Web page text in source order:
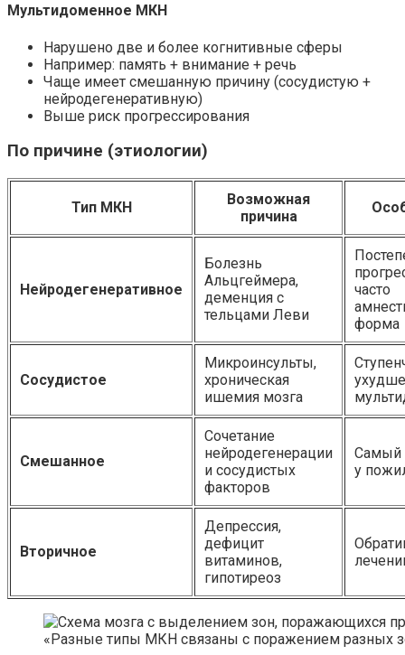
Мультидоменное МКН
Нарушено две и более когнитивные сферы
Например: память + внимание + речь
Чаще имеет смешанную причину (сосудистую +
нейродегенеративную)
Выше риск прогрессирования
По причине (этиологии)
Тип МКН
Возможная
причина
Нейродегенеративное
Болезнь
Альцгеймера,
деменция с
тельцами Леви
часто
форма
Сосудистое
Микроинсульты,
хроническая
ишемия мозга
Смешанное
Сочетание
нейродегенерации
и сосудистых
факторов
Самый
у
Вторичное
Депрессия,
дефицит
витаминов,
гипотиреоз
«Разные типы МКН связаны с поражением разных